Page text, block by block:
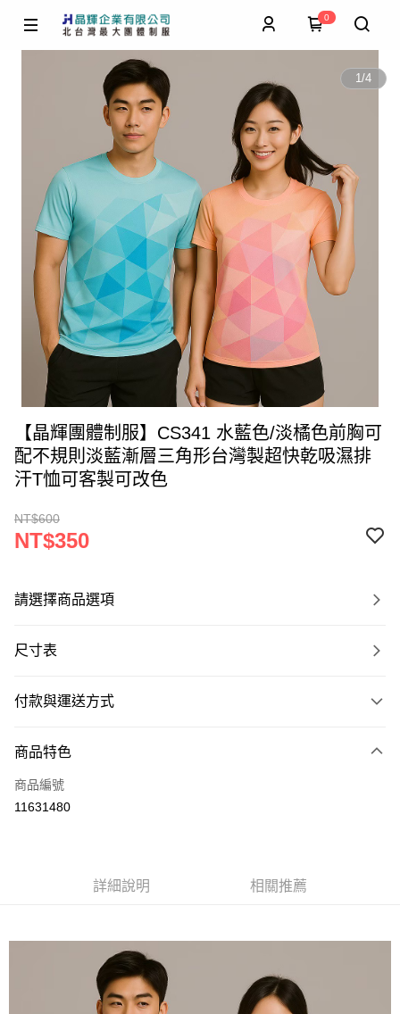
0
1/4
【晶輝團體制服】CS341 水藍色/淡橘色前胸可
配不規則淡藍漸層三角形台灣製超快乾吸濕排
汗T恤可客製可改色
NT$600
NT$350
請選擇商品選項
尺寸表
付款與運送方式
信用卡一次付款
運送方式
商品特色
商品編號
11631480
詳細說明 相關推薦